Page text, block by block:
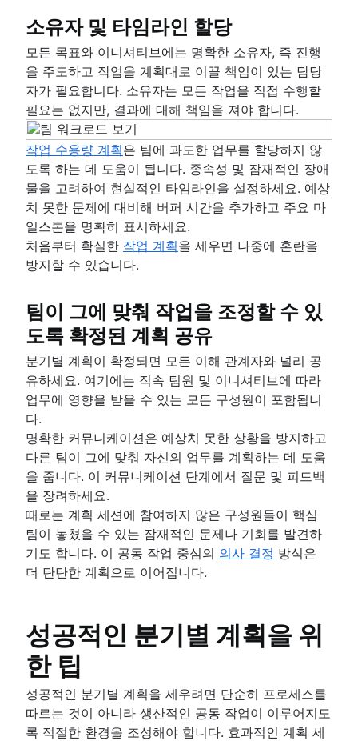
소유자 및 타임라인 할당
모든 목표와 이니셔티브에는 명확한 소유자, 즉 진행
을 주도하고 작업을 계획대로 이끌 책임이 있는 담당
자가 필요합니다. 소유자는 모든 작업을 직접 수행할
필요는 없지만, 결과에 대해 책임을 져야 합니다.
작업 수용량 계획은 팀에 과도한 업무를 할당하지 않
도록 하는 데 도움이 됩니다. 종속성 및 잠재적인 장애
물을 고려하여 현실적인 타임라인을 설정하세요. 예상
치 못한 문제에 대비해 버퍼 시간을 추가하고 주요 마
일스톤을 명확히 표시하세요.
처음부터 확실한 작업 계획을 세우면 나중에 혼란을
방지할 수 있습니다.
팀이 그에 맞춰 작업을 조정할 수 있
도록 확정된 계획 공유
분기별 계획이 확정되면 모든 이해 관계자와 널리 공
유하세요. 여기에는 직속 팀원 및 이니셔티브에 따라
업무에 영향을 받을 수 있는 모든 구성원이 포함됩니
다.
명확한 커뮤니케이션은 예상치 못한 상황을 방지하고
다른 팀이 그에 맞춰 자신의 업무를 계획하는 데 도움
을 줍니다. 이 커뮤니케이션 단계에서 질문 및 피드백
을 장려하세요.
때로는 계획 세션에 참여하지 않은 구성원들이 핵심
팀이 놓쳤을 수 있는 잠재적인 문제나 기회를 발견하
기도 합니다. 이 공동 작업 중심의 의사 결정 방식은
더 탄탄한 계획으로 이어집니다.
성공적인 분기별 계획을 위
한 팁
성공적인 분기별 계획을 세우려면 단순히 프로세스를
따르는 것이 아니라 생산적인 공동 작업이 이루어지도
록 적절한 환경을 조성해야 합니다. 효과적인 계획 세